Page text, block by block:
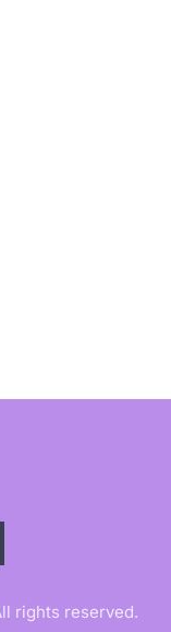
rights reserved.